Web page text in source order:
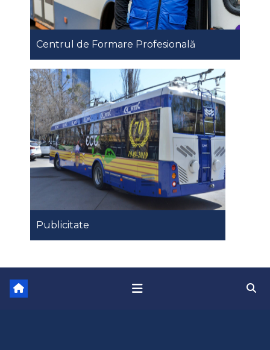
Centrul de Formare Profesională
Publicitate